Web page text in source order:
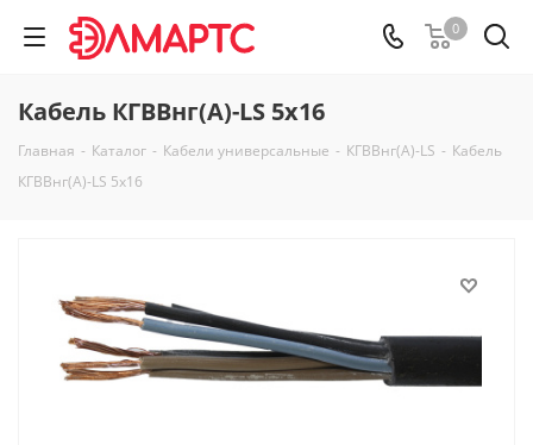
0
Кабель КГВВнг(А)-LS 5х16
Главная - Каталог - Кабели универсальные - КГВВнг(А)-LS - Кабель
КГВВнг(А)-LS 5х16